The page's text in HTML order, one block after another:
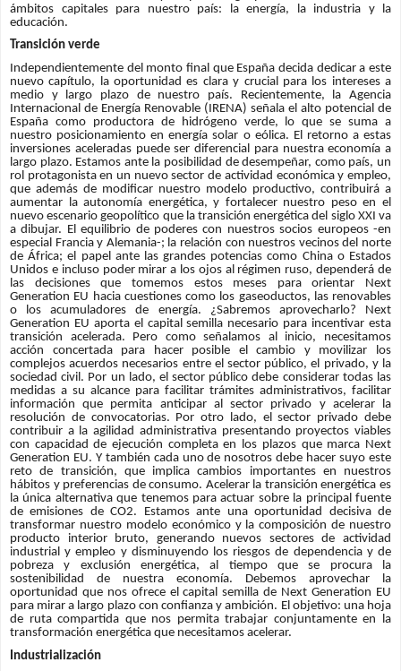
ámbitos capitales para nuestro país: la energía, la industria y la
educación.
Transición verde
Independientemente del monto final que España decida dedicar a este
nuevo capítulo, la oportunidad es clara y crucial para los intereses a
medio y largo plazo de nuestro país. Recientemente, la Agencia
Internacional de Energía Renovable (IRENA) señala el alto potencial de
España como productora de hidrógeno verde, lo que se suma a
nuestro posicionamiento en energía solar o eólica. El retorno a estas
inversiones aceleradas puede ser diferencial para nuestra economía a
largo plazo. Estamos ante la posibilidad de desempeñar, como país, un
rol protagonista en un nuevo sector de actividad económica y empleo,
que además de modificar nuestro modelo productivo, contribuirá a
aumentar la autonomía energética, y fortalecer nuestro peso en el
nuevo escenario geopolítico que la transición energética del siglo XXI va
a dibujar. El equilibrio de poderes con nuestros socios europeos -en
especial Francia y Alemania-; la relación con nuestros vecinos del norte
de África; el papel ante las grandes potencias como China o Estados
Unidos e incluso poder mirar a los ojos al régimen ruso, dependerá de
las decisiones que tomemos estos meses para orientar Next
Generation EU hacia cuestiones como los gaseoductos, las renovables
o los acumuladores de energía. ¿Sabremos aprovecharlo? Next
Generation EU aporta el capital semilla necesario para incentivar esta
transición acelerada. Pero como señalamos al inicio, necesitamos
acción concertada para hacer posible el cambio y movilizar los
complejos acuerdos necesarios entre el sector público, el privado, y la
sociedad civil. Por un lado, el sector público debe considerar todas las
medidas a su alcance para facilitar trámites administrativos, facilitar
información que permita anticipar al sector privado y acelerar la
resolución de convocatorias. Por otro lado, el sector privado debe
contribuir a la agilidad administrativa presentando proyectos viables
con capacidad de ejecución completa en los plazos que marca Next
Generation EU. Y también cada uno de nosotros debe hacer suyo este
reto de transición, que implica cambios importantes en nuestros
hábitos y preferencias de consumo. Acelerar la transición energética es
la única alternativa que tenemos para actuar sobre la principal fuente
de emisiones de CO2. Estamos ante una oportunidad decisiva de
transformar nuestro modelo económico y la composición de nuestro
producto interior bruto, generando nuevos sectores de actividad
industrial y empleo y disminuyendo los riesgos de dependencia y de
pobreza y exclusión energética, al tiempo que se procura la
sostenibilidad de nuestra economía. Debemos aprovechar la
oportunidad que nos ofrece el capital semilla de Next Generation EU
para mirar a largo plazo con confianza y ambición. El objetivo: una hoja
de ruta compartida que nos permita trabajar conjuntamente en la
transformación energética que necesitamos acelerar.
Industrialización